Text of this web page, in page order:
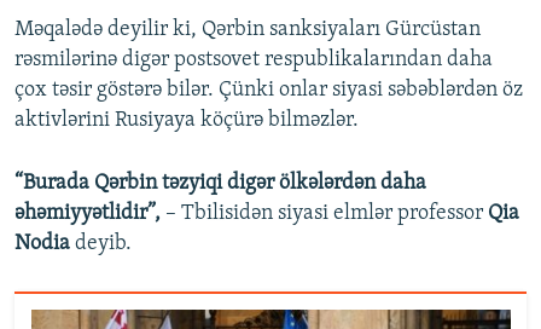
Məqalədə deyilir ki, Qərbin sanksiyaları Gürcüstan
rəsmilərinə digər postsovet respublikalarından daha
çox təsir göstərə bilər. Çünki onlar siyasi səbəblərdən öz
aktivlərini Rusiyaya köçürə bilməzlər.
“Burada Qərbin təzyiqi digər ölkələrdən daha
əhəmiyyətlidir”, – Tbilisidən siyasi elmlər professor Qia
Nodia deyib.